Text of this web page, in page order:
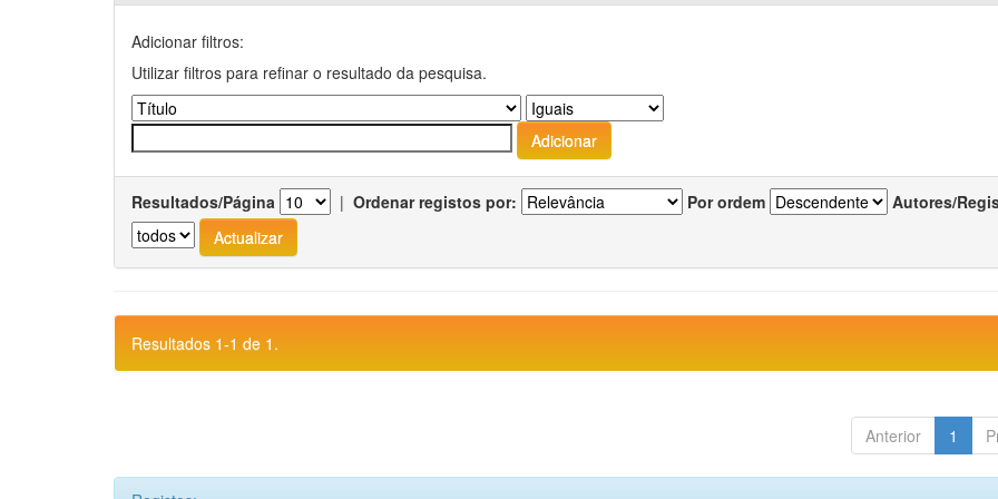
Adicionar filtros:
Utilizar filtros para refinar o resultado da pesquisa.
Resultados/Página | Ordenar registos por: Por ordem Autores/
Resultados 1-1 de 1.
Anterior 1